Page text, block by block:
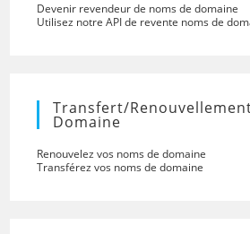
Devenir revendeur de noms de domaine
Utilisez notre API de revente noms de
Transfert/
Domaine
Renouvelez vos noms de domaine
Transférez vos noms de domaine